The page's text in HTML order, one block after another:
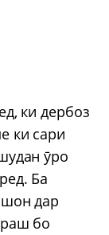
ки дербоз
ки сари
ӯро
Ба
дар
бо